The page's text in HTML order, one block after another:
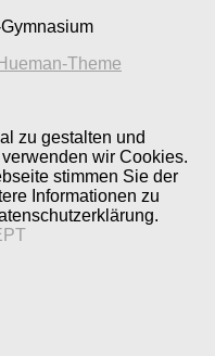
Hueman-Theme
zu gestalten und
wir Cookies.
stimmen Sie der
Informationen zu